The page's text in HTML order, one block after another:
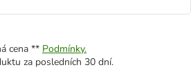
cena ** Podmínky.
za posledních 30 dní.